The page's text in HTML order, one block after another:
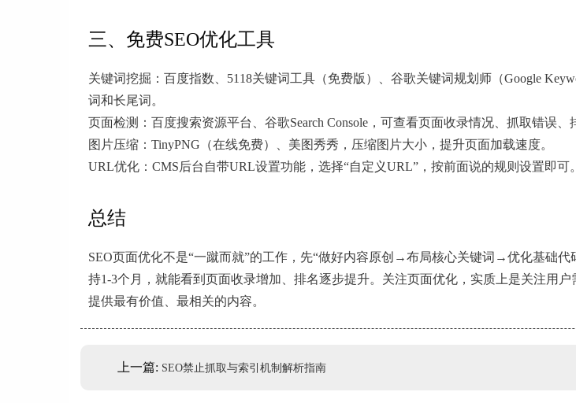
三、免费SEO优化工具
关键词挖掘：百度指数、5118关键词工具（免费版）、谷歌关键词规划师（Google
词和长尾词。
页面检测：百度搜索资源平台、谷歌Search Console，可查看页面收录情况、抓取错误、
图片压缩：TinyPNG（在线免费）、美图秀秀，压缩图片大小，提升页面加载速度。
URL优化：CMS后台自带URL设置功能，选择“自定义URL”，按前面说的规则设置即可。
总结
SEO页面优化不是“一蹴而就”的工作，先“做好内容原创→布局核心关键词→优化基础
持1-3个月，就能看到页面收录增加、排名逐步提升。关注页面优化，实质上是关注用
提供最有价值、最相关的内容。
上一篇: SEO禁止抓取与索引机制解析指南